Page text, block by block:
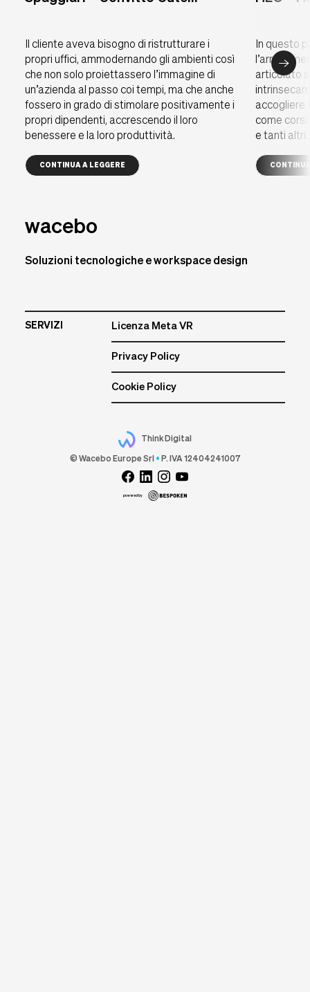
Il cliente aveva bisogno di ristrutturare i
propri uffici, ammodernando gli ambienti così
che non solo proiettassero l’immagine di
un’azienda al passo coi tempi, ma che anche
fossero in grado di stimolare positivamente i
propri dipendenti, accrescendo il loro
benessere e la loro produttività.
CONTINUA A LEGGERE
In questo
articolato
accogliere
come corsi
e tanti altri.
wacebo
Soluzioni tecnologiche e workspace design
SERVIZI Licenza Meta VR
Privacy Policy
Cookie Policy
Think Digital
© Wacebo Europe Srl • P. IVA 12404241007
powered by